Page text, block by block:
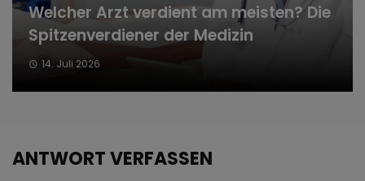
Welcher Arzt verdient am meisten? Die
Spitzenverdiener der Medizin
14. Juli 2026
ANTWORT VERFASSEN